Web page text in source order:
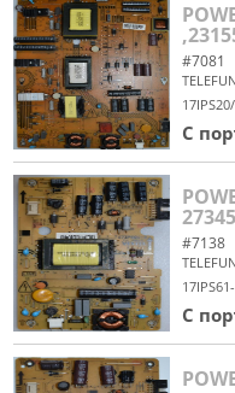
#7081
С
#7138
С